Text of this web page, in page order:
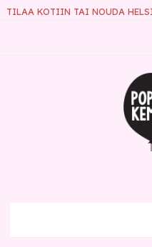
TILAA KOTIIN TAI NOUDA